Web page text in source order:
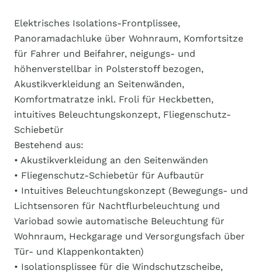
Elektrisches Isolations-Frontplissee,
Panoramadachluke über Wohnraum, Komfortsitze
für Fahrer und Beifahrer, neigungs- und
höhenverstellbar in Polsterstoff bezogen,
Akustikverkleidung an Seitenwänden,
Komfortmatratze inkl. Froli für Heckbetten,
intuitives Beleuchtungskonzept, Fliegenschutz-
Schiebetür
Bestehend aus:
• Akustikverkleidung an den Seitenwänden
• Fliegenschutz-Schiebetür für Aufbautür
• Intuitives Beleuchtungskonzept (Bewegungs- und
Lichtsensoren für Nachtflurbeleuchtung und
Variobad sowie automatische Beleuchtung für
Wohnraum, Heckgarage und Versorgungsfach über
Tür- und Klappenkontakten)
• Isolationsplissee für die Windschutzscheibe,